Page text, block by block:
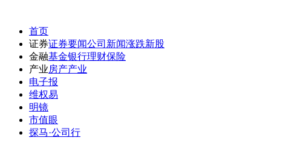
首页
证券证券要闻公司新闻涨跌新股
金融基金银行理财保险
产业房产产业
电子报
维权易
明镜
市值眼
探马·公司行